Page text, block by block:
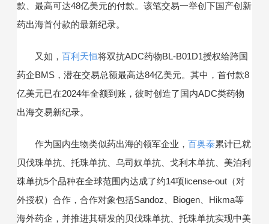
款、最高可达48亿美元的付款。该笔交易一举创下国产创新
药出海首付款的最新纪录。
又如， 百利天恒将双抗ADC药物BL-B01D1授权给跨国
药企BMS，潜在交易总额最高达84亿美元。其中，首付款8
亿美元已在2024年全额到账，彼时创造了国内ADC类药物
出海交易新纪录。
作为国内生物类似药出海的领军企业， 百奥泰累计已就
贝伐珠单抗、托珠单抗、乌司奴单抗、戈利木单抗、美泊利
珠单抗5个品种在全球范围内达成了约14项license-out（对
外授权）合作，合作对象包括Sandoz、Biogen、Hikma等
海外药企，并推进其研发的贝伐珠单抗、托珠单抗实现中美